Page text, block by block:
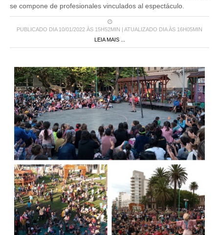
PUBLICADO DIA 10/01/2022 ÀS 15H52MIN | ATUALIZADO DIA ÀS 16H05MIN
LEIA MAIS ...